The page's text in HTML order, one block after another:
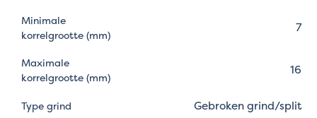
Minimale
korrelgrootte (mm)
7
Maximale
korrelgrootte (mm)
16
Type grind Gebroken grind/split